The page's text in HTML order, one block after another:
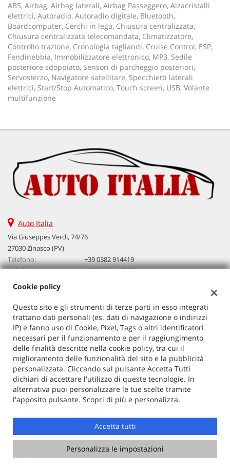
ABS, Airbag, Airbag laterali, Airbag Passeggero, Alzacristalli
elettrici, Autoradio, Autoradio digitale, Bluetooth,
Boardcomputer, Cerchi in lega, Chiusura centralizzata,
Chiusura centralizzata telecomandata, Climatizzatore,
Controllo trazione, Cronologia tagliandi, Cruise Control, ESP,
Fendinebbia, Immobilizzatore elettronico, MP3, Sedile
posteriore sdoppiato, Sensori di parcheggio posteriori,
Servosterzo, Navigatore satellitare, Specchietti laterali
elettrici, Start/Stop Automatico, Touch screen, USB, Volante
multifunzione
Auto Italia
Via Giuseppes Verdi, 74/76
27030 Zinasco (PV)
Telefono:
+39 0382 914419
Cellulare:
+39 340 141 5990
Email:
Dati fiscali:
Auto Italia
VIA G. VERDI 74/76, ZINASCO
C.F/P.IVA:02603520186
Registro delle imprese:PV
Copyright © 2026 GestionaleAuto.com S.r.l., Tutti i diritti
Leggi l'informativa sulla privacy-Cookie Policy
Cookie policy
Questo sito e gli strumenti di terze parti in esso integrati
trattano dati personali (es. dati di navigazione o indirizzi
IP) e fanno uso di Cookie, Pixel, Tags o altri identificatori
necessari per il funzionamento e per il raggiungimento
delle finalità descritte nella cookie policy, tra cui il
miglioramento delle funzionalità del sito e la pubblicità
personalizzata. Cliccando sul pulsante Accetta Tutti
dichiari di accettare l'utilizzo di queste tecnologie. In
alternativa puoi personalizzare le tue scelte tramite
l'apposito pulsante. Scopri di più e personalizza.
Accetta tutti
Personalizza le impostazioni